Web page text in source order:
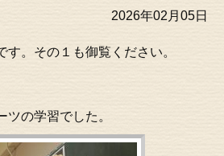
2026年02月05日
。その１も御覧ください。
ツの学習でした。